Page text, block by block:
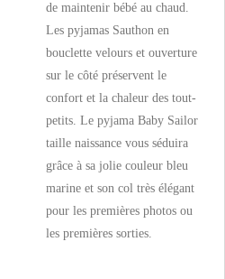
de maintenir bébé au chaud.
Les pyjamas Sauthon en
bouclette velours et ouverture
sur le côté préservent le
confort et la chaleur des tout-
petits. Le pyjama Baby Sailor
taille naissance vous séduira
grâce à sa jolie couleur bleu
marine et son col très élégant
pour les premières photos ou
les premières sorties.